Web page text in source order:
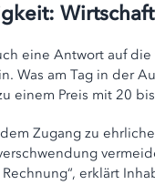
eine Antwort auf
Was am Tag in der
einem Preis mit 20
Zugang zu
erklärt